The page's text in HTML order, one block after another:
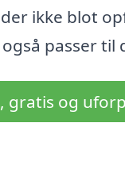
ikke blot
passer til
gratis og